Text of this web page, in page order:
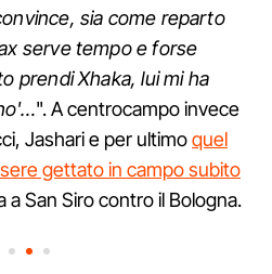
sia come reparto
serve tempo e forse
prendi Xhaka, lui mi ha
". A centrocampo invece
Jashari e per ultimoquel
gettato in campo subito
a San Siro contro il Bologna.